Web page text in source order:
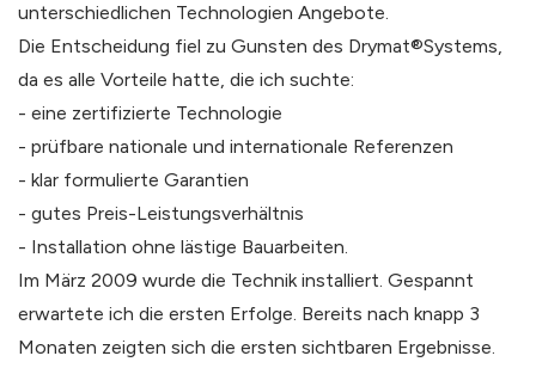
unterschiedlichen Technologien Angebote.
Die Entscheidung fiel zu Gunsten des Drymat®Systems,
da es alle Vorteile hatte, die ich suchte:
- eine zertifizierte Technologie
- prüfbare nationale und internationale Referenzen
- klar formulierte Garantien
- gutes Preis-Leistungsverhältnis
- Installation ohne lästige Bauarbeiten.
Im März 2009 wurde die Technik installiert. Gespannt
erwartete ich die ersten Erfolge. Bereits nach knapp 3
Monaten zeigten sich die ersten sichtbaren Ergebnisse.